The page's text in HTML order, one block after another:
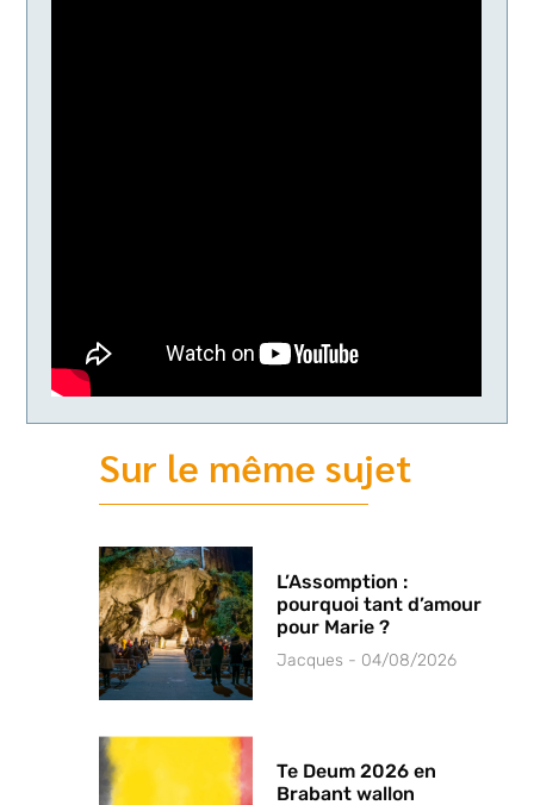
Sur le même sujet
L’Assomption :
pourquoi tant d’amour
pour Marie ?
Jacques 04/08/2026
Te Deum 2026 en
Brabant wallon